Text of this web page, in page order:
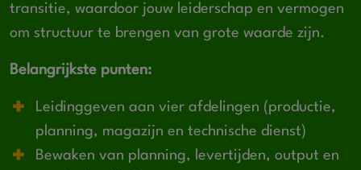
transitie, waardoor jouw leiderschap en vermogen
om structuur te brengen van grote waarde zijn.
Belangrijkste punten:
Leidinggeven aan vier afdelingen (productie,
planning, magazijn en technische dienst)
Bewaken van planning, levertijden, output en